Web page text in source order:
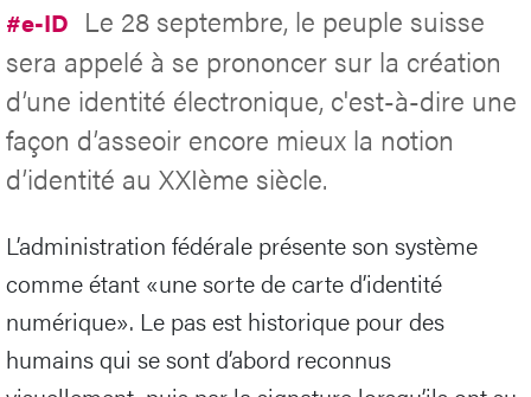
#e-ID Le 28 septembre, le peuple suisse
sera appelé à se prononcer sur la création
d’une identité électronique, c'est-à-dire une
façon d’asseoir encore mieux la notion
d’identité au XXIème siècle.
L’administration fédérale présente son système
comme étant «une sorte de carte d’identité
numérique». Le pas est historique pour des
humains qui se sont d’abord reconnus